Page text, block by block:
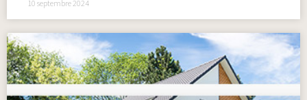
10 septembre 2024